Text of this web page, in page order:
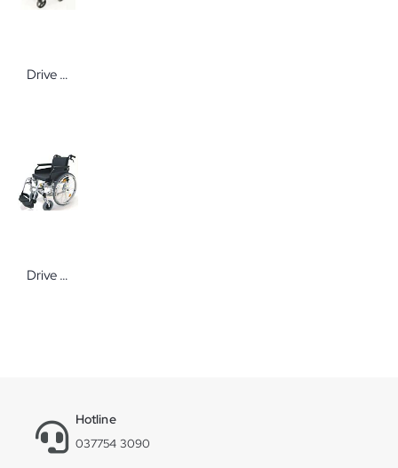
Drive Medical Rollator TORRO Gehwagen von Drive Medical
Drive Medical Leichtgewichtrollstuhl FREETEC In verschiedenen Ausführungen
Hotline
037754 3090